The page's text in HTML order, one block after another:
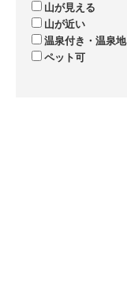
山が見える
山が近い
温泉付き・温泉地
ペット可